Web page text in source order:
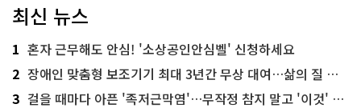
최신 뉴스
1 혼자 근무해도 안심! '소상공인안심벨' 신청하세요
2 장애인 맞춤형 보조기기 최대 3년간 무상 대여…삶의 질 높인다
3 걸을 때마다 아픈 '족저근막염'…무작정 참지 말고 '이것' 해보세요!